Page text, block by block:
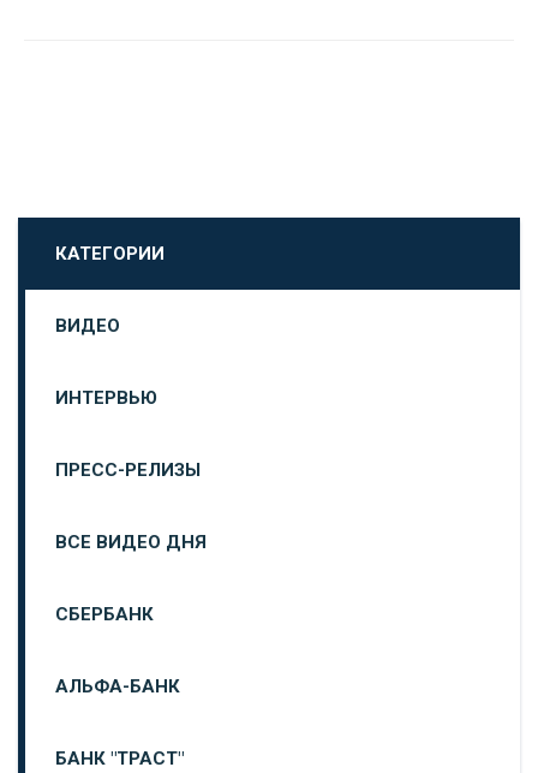
КАТЕГОРИИ
ВИДЕО
ИНТЕРВЬЮ
ПРЕСС-РЕЛИЗЫ
ВСЕ ВИДЕО ДНЯ
СБЕРБАНК
АЛЬФА-БАНК
БАНК "ТРАСТ"